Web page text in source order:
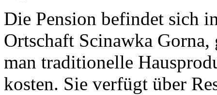
Die Pension befindet sich
Ortschaft Scinawka
man traditionelle
kosten. Sie verfügt über